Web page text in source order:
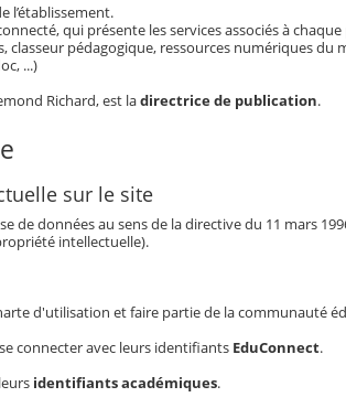
l’établissement.
qui présente les services associés à
pédagogique, ressources numériques du
...)
Richard, est ladirectrice de publication.
sur le site
de données au sens de la directive du 11 mars
intellectuelle).
d'utilisation et faire partie de la communauté
connecter avec leurs identifiants EduConnect.
identifiants académiques.